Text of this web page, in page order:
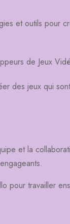
et outils pour
des jeux qui
et la
pour travailler